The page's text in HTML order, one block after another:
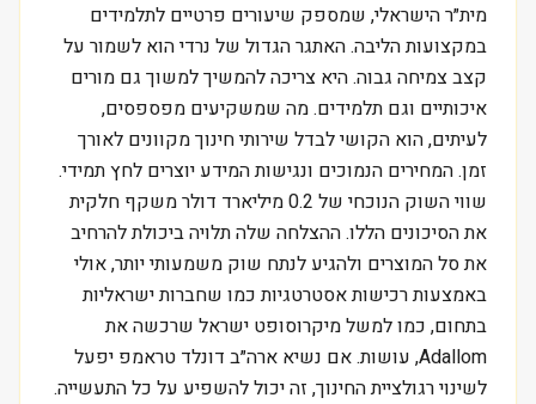
מית״ר הישראלי, שמספק שיעורים פרטיים לתלמידים
במקצועות הליבה. האתגר הגדול של נרדי הוא לשמור על
קצב צמיחה גבוה. היא צריכה להמשיך למשוך גם מורים
איכותיים וגם תלמידים. מה שמשקיעים מפספסים,
לעיתים, הוא הקושי לבדל שירותי חינוך מקוונים לאורך
זמן. המחירים הנמוכים ונגישות המידע יוצרים לחץ תמידי.
שווי השוק הנוכחי של 0.2 מיליארד דולר משקף חלקית
את הסיכונים הללו. ההצלחה שלה תלויה ביכולת להרחיב
את סל המוצרים ולהגיע לנתח שוק משמעותי יותר, אולי
באמצעות רכישות אסטרטגיות כמו שחברות ישראליות
בתחום, כמו למשל מיקרוסופט ישראל שרכשה את
Adallom, עושות. אם נשיא ארה״ב דונלד טראמפ יפעל
לשינוי רגולציית החינוך, זה יכול להשפיע על כל התעשייה.